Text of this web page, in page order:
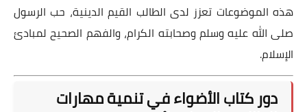
هذه الموضوعات تعزز لدى الطالب القيم الدينية، حب الرسول
صلى الله عليه وسلم وصحابته الكرام، والفهم الصحيح لمبادئ
الإسلام.
دور كتاب الأضواء في تنمية مهارات